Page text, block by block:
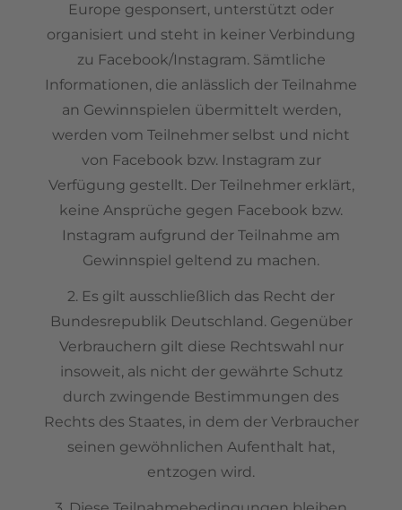
Europe gesponsert, unterstützt oder
organisiert und steht in keiner Verbindung
zu Facebook/Instagram. Sämtliche
Informationen, die anlässlich der Teilnahme
an Gewinnspielen übermittelt werden,
werden vom Teilnehmer selbst und nicht
von Facebook bzw. Instagram zur
Verfügung gestellt. Der Teilnehmer erklärt,
keine Ansprüche gegen Facebook bzw.
Instagram aufgrund der Teilnahme am
Gewinnspiel geltend zu machen.
2. Es gilt ausschließlich das Recht der
Bundesrepublik Deutschland. Gegenüber
Verbrauchern gilt diese Rechtswahl nur
insoweit, als nicht der gewährte Schutz
durch zwingende Bestimmungen des
Rechts des Staates, in dem der Verbraucher
seinen gewöhnlichen Aufenthalt hat,
entzogen wird.